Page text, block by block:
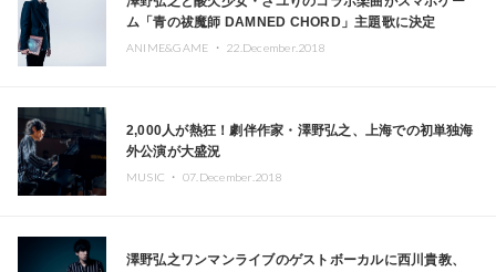
ム「青の祓魔師 DAMNED CHORD」主題歌に決定
ANIME&GAME ・ 22.December.2018
2,000人が熱狂！劇伴作家・澤野弘之、上海での初単独海
外公演が大盛況
MUSIC ・ 07.December.2018
澤野弘之ワンマンライブのゲストボーカルに西川貴教、